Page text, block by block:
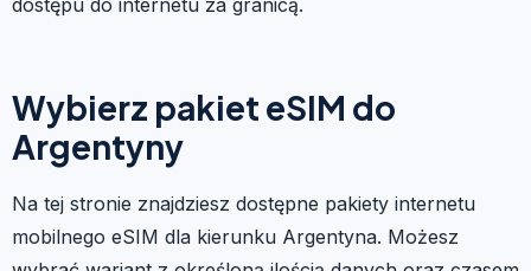
Wybierz pakiet eSIM do
Argentyny
Na tej stronie znajdziesz dostępne pakiety internetu
mobilnego eSIM dla kierunku Argentyna. Możesz